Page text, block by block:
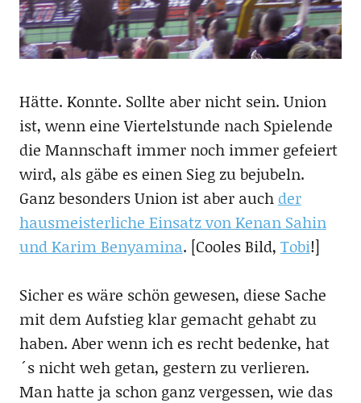
Hätte. Konnte. Sollte aber nicht sein. Union
ist, wenn eine Viertelstunde nach Spielende
die Mannschaft immer noch immer gefeiert
wird, als gäbe es einen Sieg zu bejubeln.
Ganz besonders Union ist aber auch der
hausmeisterliche Einsatz von Kenan Sahin
und Karim Benyamina. [Cooles Bild, Tobi!]
Sicher es wäre schön gewesen, diese Sache
mit dem Aufstieg klar gemacht gehabt zu
haben. Aber wenn ich es recht bedenke, hat
´s nicht weh getan, gestern zu verlieren.
Man hatte ja schon ganz vergessen, wie das